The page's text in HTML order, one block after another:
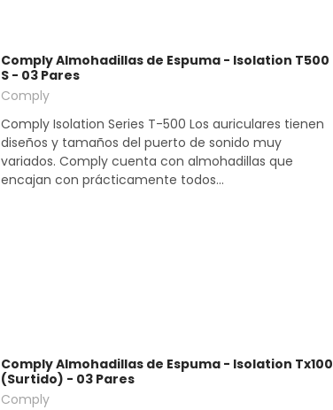
Comply Almohadillas de Espuma - Isolation T500
S - 03 Pares
Comply
Comply Isolation Series T-500 Los auriculares tienen
diseños y tamaños del puerto de sonido muy
variados. Comply cuenta con almohadillas que
encajan con prácticamente todos...
Comply Almohadillas de Espuma - Isolation Tx100
(Surtido) - 03 Pares
Comply